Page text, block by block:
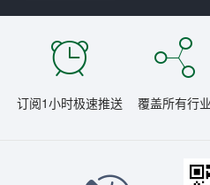
订阅1小时极速推送 覆盖所有行业